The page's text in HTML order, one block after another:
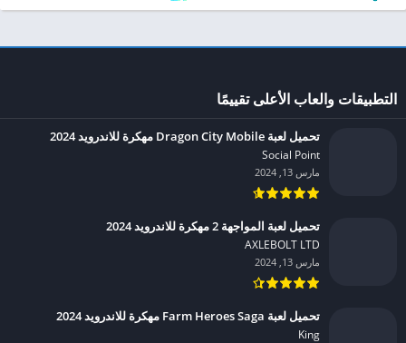
التطبيقات والعاب الأعلى تقييمًا
تحميل لعبة Dragon City Mobile مهكرة للاندرويد 2024
Social Point‏
مارس 13, 2024
تحميل لعبة المواجهة 2 مهكرة للاندرويد 2024
AXLEBOLT LTD‏
مارس 13, 2024
تحميل لعبة Farm Heroes Saga مهكرة للاندرويد 2024
King‏